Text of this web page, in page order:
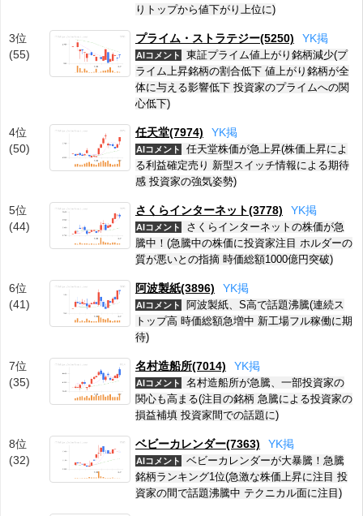
りトップから値下がり上位に)
3位
(55)
プライム・ストラテジー(5250) YK掲
AIコメント
東証プライム値上がり銘柄減少(プ
ライム上昇銘柄の割合低下 値上がり銘柄が全
体に与える影響低下 投資家のプライムへの関
心低下)
4位
(50)
任天堂(7974) YK掲
AIコメント
任天堂株価が急上昇(株価上昇によ
る利益確定売り 新型スイッチ情報による期待
感 投資家の強気姿勢)
5位
(44)
さくらインターネット(3778) YK掲
AIコメント
さくらインターネットの株価が急
騰中！(急騰中の株価に投資家注目 ホルダーの
質が悪いとの指摘 時価総額1000億円突破)
6位
(41)
阿波製紙(3896) YK掲
AIコメント
阿波製紙、S高で話題沸騰(連続ス
トップ高 時価総額急増中 新工場フル稼働に期
待)
7位
(35)
名村造船所(7014) YK掲
AIコメント
名村造船所が急騰、一部投資家の
関心も高まる(注目の銘柄 急騰による投資家の
損益補填 投資家間での話題に)
8位
(32)
ベビーカレンダー(7363) YK掲
AIコメント
ベビーカレンダーが大暴騰！急騰
銘柄ランキング1位(急激な株価上昇に注目 投
資家の間で話題沸騰中 テクニカル面に注目)